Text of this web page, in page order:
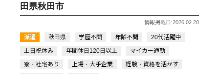
田県秋田市
情報掲載日:2026.02.20
派遣 秋田県 学歴不問 年齢不問
20代活躍中
土日祝休み
年間休日120日以上
マイカー通勤
寮・社宅あり
上場・大手企業
経験・資格を活かす